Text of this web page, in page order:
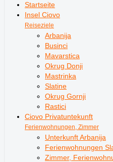
Startseite
Insel Ciovo
Reiseziele
Arbanija
Businci
Mavarstica
Okrug Donji
Mastrinka
Slatine
Okrug Gornji
Rastici
Ciovo Privatuntekunft
Ferienwohnungen, Zimmer
Unterkunft Arbanija
Ferienwohnungen
Zimmer,